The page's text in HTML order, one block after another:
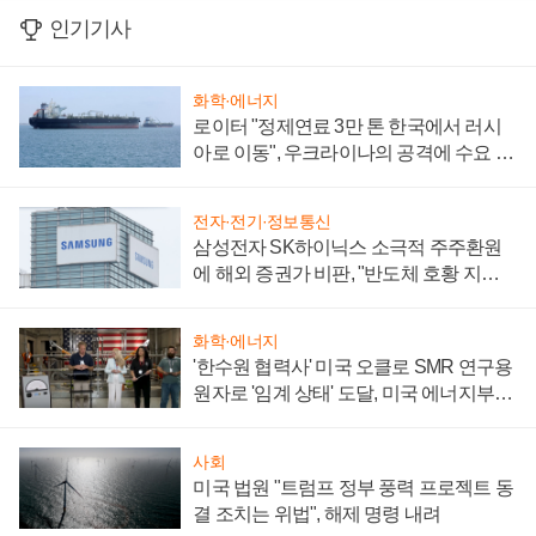
인기기사
화학·에너지
로이터 "정제연료 3만 톤 한국에서 러시
아로 이동", 우크라이나의 공격에 수요 늘
전자·전기·정보통신
삼성전자 SK하이닉스 소극적 주주환원
에 해외 증권가 비판, "반도체 호황 지속
화학·에너지
'한수원 협력사' 미국 오클로 SMR 연구용
원자로 '임계 상태' 도달, 미국 에너지부
사회
미국 법원 "트럼프 정부 풍력 프로젝트 동
결 조치는 위법", 해제 명령 내려